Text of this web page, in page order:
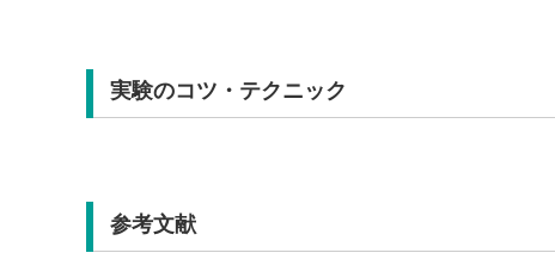
実験のコツ・テクニック
参考文献